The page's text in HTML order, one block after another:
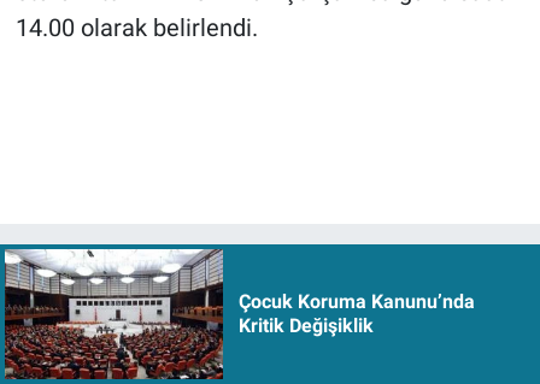
14.00 olarak belirlendi.
Çocuk Koruma Kanunu’nda
Kritik Değişiklik